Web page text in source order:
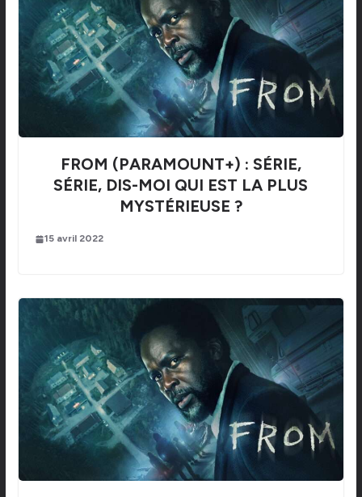
FROM (PARAMOUNT+) : SÉRIE,
SÉRIE, DIS-MOI QUI EST LA PLUS
MYSTÉRIEUSE ?
15 avril 2022